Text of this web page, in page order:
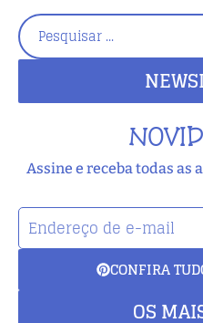
Assine e receba todas as
CONFIRA
OS